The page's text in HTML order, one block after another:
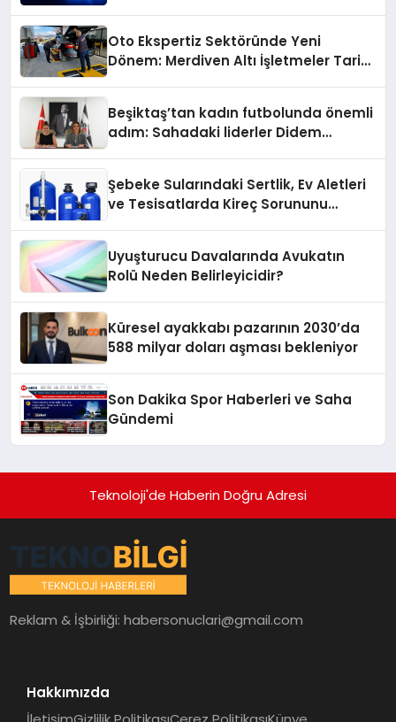
Oto Ekspertiz Sektöründe Yeni
Dönem: Merdiven Altı İşletmeler Tarih
Beşiktaş’tan kadın futbolunda önemli
adım: Sahadaki liderler Didem
Şebeke Sularındaki Sertlik, Ev Aletleri
ve Tesisatlarda Kireç Sorununu
Uyuşturucu Davalarında Avukatın
Rolü Neden Belirleyicidir?
Küresel ayakkabı pazarının 2030’da
588 milyar doları aşması bekleniyor
Son Dakika Spor Haberleri ve Saha
Gündemi
Teknoloji'de Haberin Doğru Adresi
Reklam & İşbirliği:habersonuclari@gmail.com
Hakkımızda